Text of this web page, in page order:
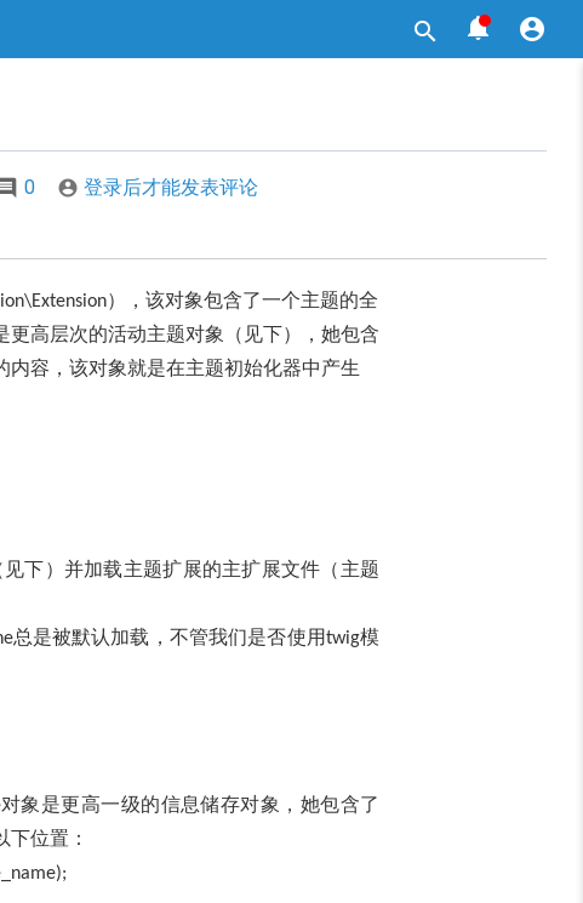



0  登录后才能发表评论
），该对象包含了一个主题的全
高层次的活动主题对象（见下），她包含
容，该对象就是在主题初始化器中产生
见下）并加载主题扩展的主扩展文件（主题
总是被默认加载，不管我们是否使用twig模
对象是更高一级的信息储存对象，她包含了
位置：